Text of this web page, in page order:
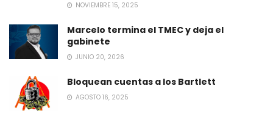
NOVIEMBRE 15, 2025
Marcelo termina el TMEC y deja el
gabinete
JUNIO 20, 2026
Bloquean cuentas a los Bartlett
AGOSTO 16, 2025